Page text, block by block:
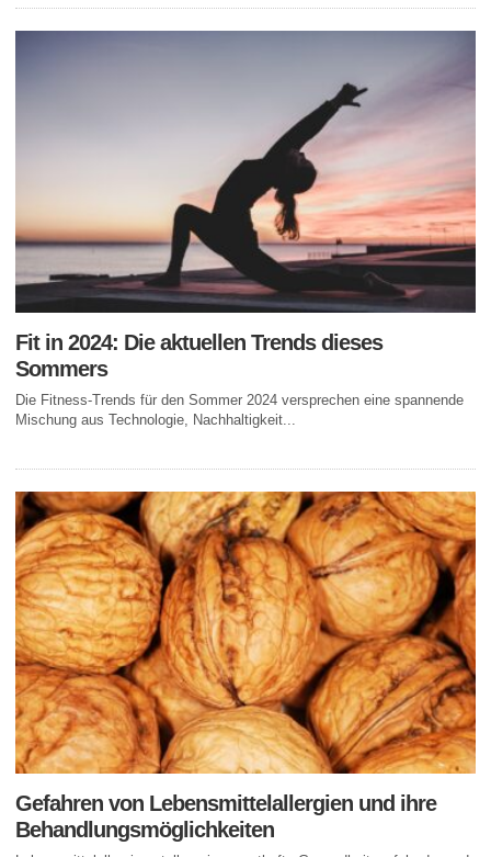
Fit in 2024: Die aktuellen Trends dieses
Sommers
Die Fitness-Trends für den Sommer 2024 versprechen eine spannende
Mischung aus Technologie, Nachhaltigkeit...
Gefahren von Lebensmittelallergien und ihre
Behandlungsmöglichkeiten